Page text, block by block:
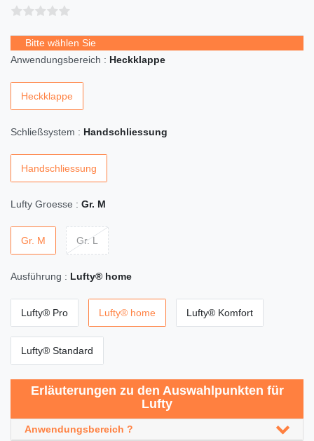
Bitte wählen Sie
Anwendungsbereich : Heckklappe
Heckklappe
Schließsystem : Handschliessung
Handschliessung
Lufty Groesse : Gr. M
Gr. M Gr. L
Ausführung : Lufty® home
Lufty® Pro Lufty® home Lufty® Komfort
Lufty® Standard
Erläuterungen zu den Auswahlpunkten für
Lufty
Anwendungsbereich ?